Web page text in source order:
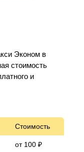
Эконом в
стоимость
и
Стоимость
от 100 ₽